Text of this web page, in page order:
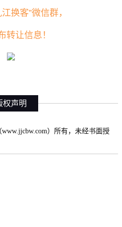
换客”微信群，
转让信息！
权声明
）所有，未经书面授